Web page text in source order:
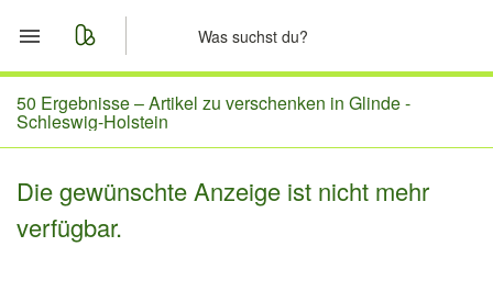
Start
Merkliste
Nachrichten
50 Ergebnisse –Artikel zu verschenken in Glinde -
Schleswig-Holstein
Die gewünschte Anzeige ist nicht mehr
verfügbar.